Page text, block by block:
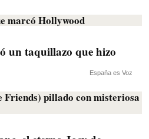
un taquillazo que hizo
España es Voz